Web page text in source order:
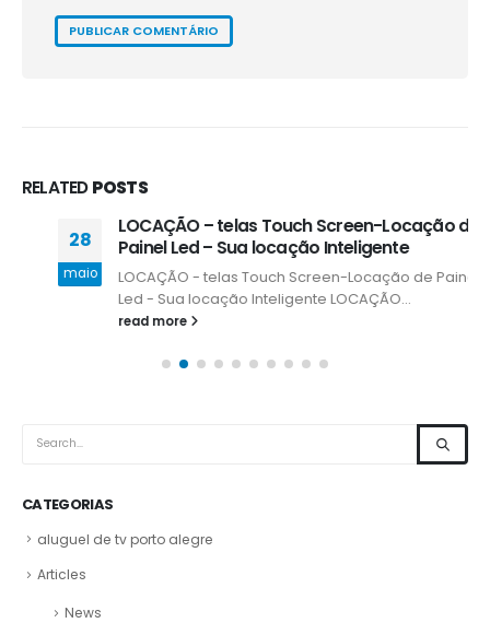
RELATEDPOSTS
LOCAÇÃO – telas Touch Screen-Locação de
Painel Led – Sua locação Inteligente
LOCAÇÃO - telas Touch Screen-Locação de Painel
Led - Sua locação Inteligente LOCAÇÃO...
read more
CATEGORIAS
aluguel de tv porto alegre
Articles
News